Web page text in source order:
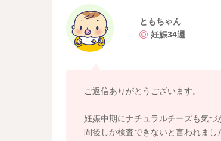
よろしくお願いします。
また類似の質問があり、久野管理栄
よかったら一読くださいね。
に抗生物質で管理して、胎児や新
よろしくお願いします。
ともちゃん
妊娠34週
ご返信ありがとうございます。
妊娠中期にナチュラルチーズも気
間後しか検査できないと言われま